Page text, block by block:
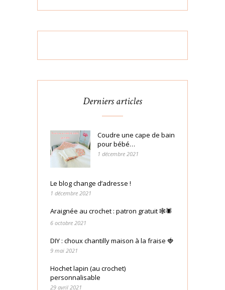
Derniers articles
Coudre une cape de bain
pour bébé…
1 décembre 2021
Le blog change d’adresse !
1 décembre 2021
Araignée au crochet : patron gratuit 🕸🕷
6 octobre 2021
DIY : choux chantilly maison à la fraise 🍓
9 mai 2021
Hochet lapin (au crochet)
personnalisable
29 avril 2021